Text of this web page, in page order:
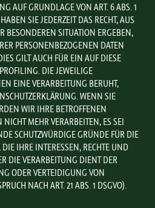
AUF GRUNDLAGE VON ART. 6 ABS. 1
SIE JEDERZEIT DAS RECHT, AUS
BESONDEREN SITUATION ERGEBEN,
PERSONENBEZOGENEN DATEN
GILT AUCH FÜR EIN AUF DIESE
DIE JEWEILIGE
EINE VERARBEITUNG BERUHT,
WENN SIE
WIR IHRE BETROFFENEN
MEHR VERARBEITEN, ES SEI
SCHUTZWÜRDIGE GRÜNDE FÜR DIE
IHRE INTERESSEN, RECHTE UND
DIE VERARBEITUNG DIENT DER
ODER VERTEIDIGUNG VON
NACH ART. 21 ABS. 1 DSGVO).